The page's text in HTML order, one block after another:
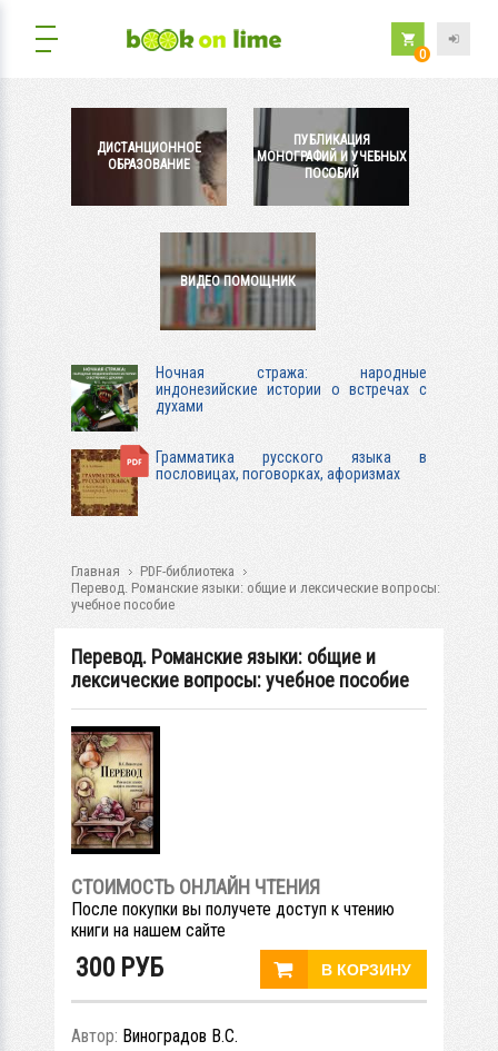
0
ДИСТАНЦИОННОЕ
ОБРАЗОВАНИЕ
ПУБЛИКАЦИЯ
МОНОГРАФИЙ И УЧЕБНЫХ
ПОСОБИЙ
ВИДЕО ПОМОЩНИК
Ночная стража: народные
индонезийские истории о встречах с
духами
Грамматика русского языка в
пословицах, поговорках, афоризмах
Главная
PDF-библиотека
Перевод. Романские языки: общие и лексические вопросы:
учебное пособие
Перевод. Романские языки: общие и
лексические вопросы: учебное пособие
СТОИМОСТЬ ОНЛАЙН ЧТЕНИЯ
После покупки вы получете доступ к чтению
книги на нашем сайте
300 РУБ
Автор: Виноградов В.С.